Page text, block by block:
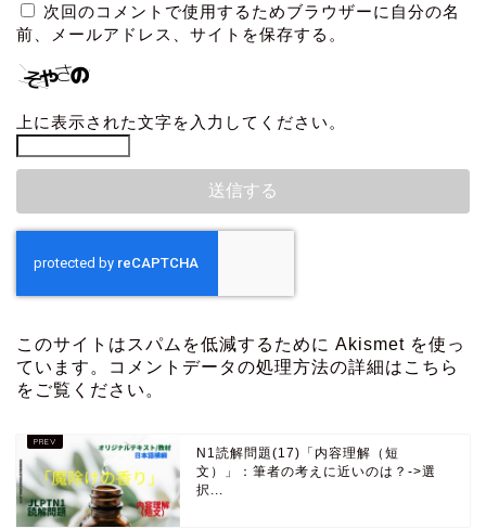
次回のコメントで使用するためブラウザーに自分の名
前、メールアドレス、サイトを保存する。
上に表示された文字を入力してください。
このサイトはスパムを低減するために Akismet を使っ
ています。
コメントデータの処理方法の詳細はこちら
をご覧ください 。
N1読解問題(17)「内容理解（短
文）」：筆者の考えに近いのは？->選
択...